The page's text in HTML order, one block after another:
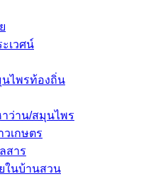
เวศน์
นไพรท้องถิ่น
ว่าน/สมุนไพร
เกษตร
สาร
ในบ้านสวน